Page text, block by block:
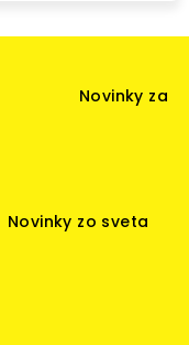
Novinky za
Novinky zo sveta